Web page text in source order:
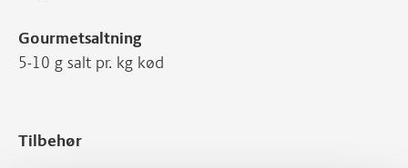
Gourmetsaltning
5-10 g salt pr. kg kød
Tilbehør